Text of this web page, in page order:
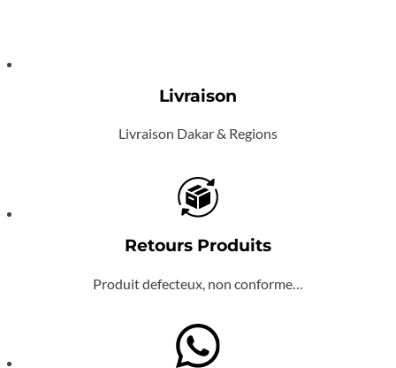
Livraison
Livraison Dakar & Regions
Retours Produits
Produit defecteux, non conforme…